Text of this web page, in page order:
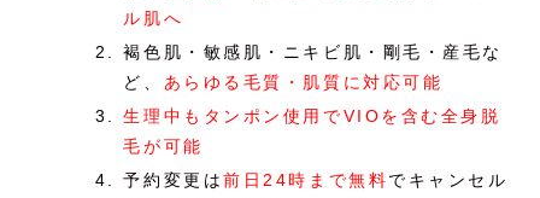
ル肌へ
褐色肌・敏感肌・ニキビ肌・剛毛・産毛な
ど、 あらゆる毛質・肌質に対応可能
生理中もタンポン使用でVIOを含む全身脱
毛が可能
予約変更は前日24時まで無料でキャンセル